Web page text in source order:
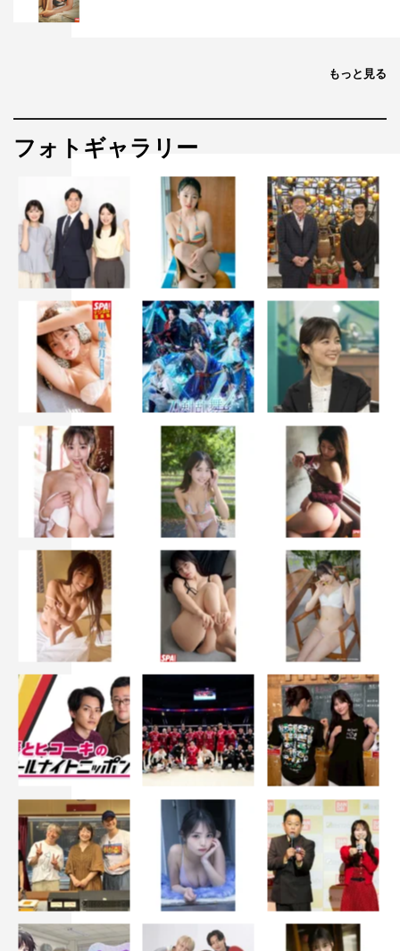
もっと見る
フォトギャラリー